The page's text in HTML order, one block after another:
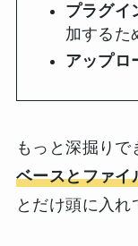
プラグイ
加するた
アップロ
もっと深掘り
ベースとファイ
とだけ頭に入れ